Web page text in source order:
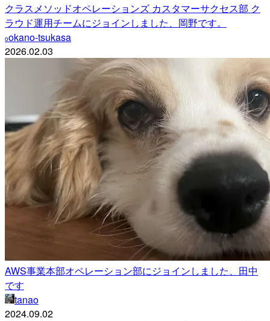
クラスメソッドオペレーションズ カスタマーサクセス部 ク
ラウド運用チームにジョインしました、岡野です。
ookano-tsukasa
2026.02.03
AWS事業本部オペレーション部にジョインしました、田中
です
tanao
2024.09.02